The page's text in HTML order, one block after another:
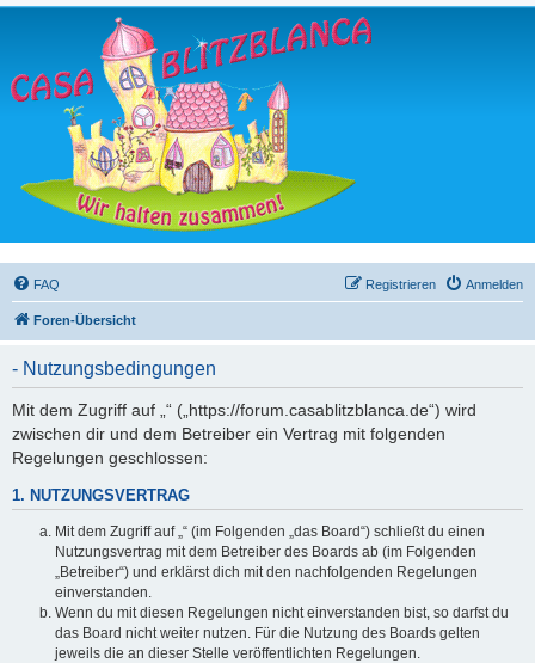
FAQ Anmelden
Registrieren
Foren-Übersicht
- Nutzungsbedingungen
Mit dem Zugriff auf „“ („https://forum.casablitzblanca.de“) wird
zwischen dir und dem Betreiber ein Vertrag mit folgenden
Regelungen geschlossen:
1. NUTZUNGSVERTRAG
Mit dem Zugriff auf „“ (im Folgenden „das Board“) schließt du einen
Nutzungsvertrag mit dem Betreiber des Boards ab (im Folgenden
„Betreiber“) und erklärst dich mit den nachfolgenden Regelungen
einverstanden.
Wenn du mit diesen Regelungen nicht einverstanden bist, so darfst du
das Board nicht weiter nutzen. Für die Nutzung des Boards gelten
jeweils die an dieser Stelle veröffentlichten Regelungen.